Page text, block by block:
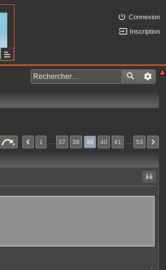
Connexion
Inscription
1 37 38 39 40 41 53
Citer